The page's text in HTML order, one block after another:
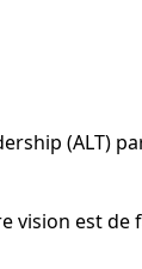
(ALT)
vision est